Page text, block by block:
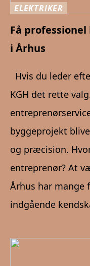
ELEKTRIKER
Få
i Århus
Hvis du leder
KGH det rette
byggeprojekt
og præcision.
entreprenør? At
Århus har mange
indgående